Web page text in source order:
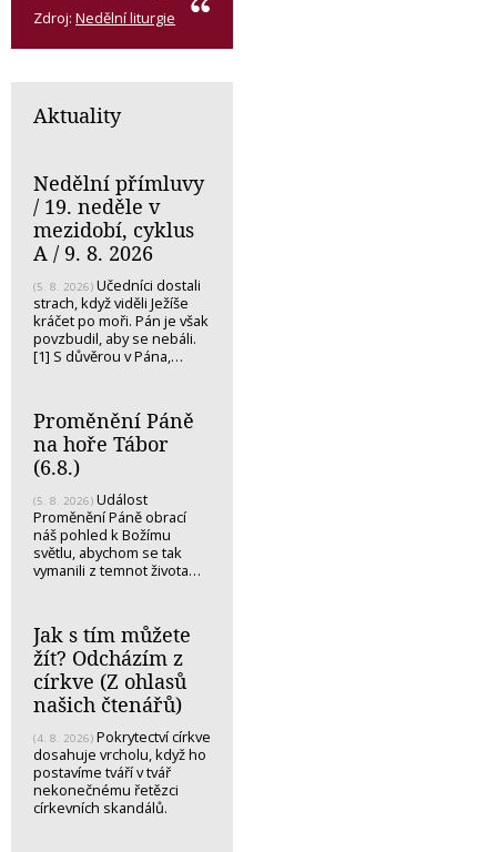
Zdroj: Nedělní liturgie
Aktuality
Nedělní přímluvy
/ 19. neděle v
mezidobí, cyklus
A / 9. 8. 2026
(5. 8. 2026) Učedníci dostali
strach, když viděli Ježíše
kráčet po moři. Pán je však
povzbudil, aby se nebáli.
[1] S důvěrou v Pána,…
Proměnění Páně
na hoře Tábor
(6.8.)
(5. 8. 2026) Událost
Proměnění Páně obrací
náš pohled k Božímu
světlu, abychom se tak
vymanili z temnot života…
Jak s tím můžete
žít? Odcházím z
církve (Z ohlasů
našich čtenářů)
(4. 8. 2026) Pokrytectví církve
dosahuje vrcholu, když ho
postavíme tváří v tvář
nekonečnému řetězci
církevních skandálů.